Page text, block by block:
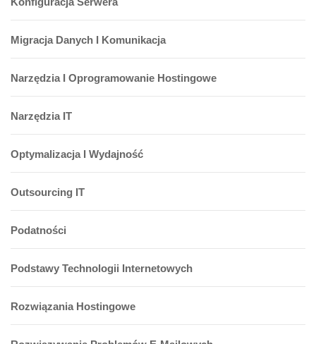
Migracja Danych I Komunikacja
Narzędzia I Oprogramowanie Hostingowe
Narzędzia IT
Optymalizacja I Wydajność
Outsourcing IT
Podatności
Podstawy Technologii Internetowych
Rozwiązania Hostingowe